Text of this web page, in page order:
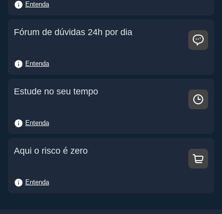
Entenda
Fórum de dúvidas 24h por dia
Entenda
Estude no seu tempo
Entenda
Aqui o risco é zero
Entenda